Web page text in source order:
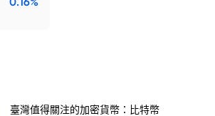
臺灣值得關注的加密貨幣：比特幣